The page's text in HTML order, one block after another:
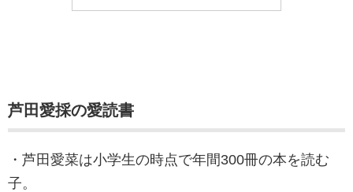
芦田愛採の愛読書
・芦田愛菜は小学生の時点で年間300冊の本を読む
子。